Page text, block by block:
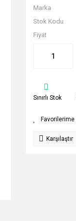
Marka
Stok Kodu
Fiyat
Sınırlı Stok
Karşılaştır